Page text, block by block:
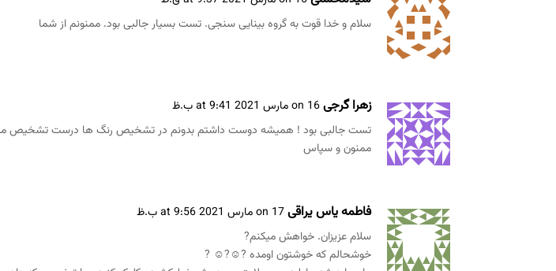
سلام و خدا قوت به گروه بینایی سنجی. تست بسیار جالبی بود. ممنونم از شما
زهرا گرجی on 16 مارس 2021 at 9:41 ب.ظ
تست جالبی بود ! همیشه دوست داشتم بدونم در تشخیص رنگ ها درست تشخیص
ممنون و سپاس
فاطمه یاس یراقی on 17 مارس 2021 at 9:56 ب.ظ
سلام عزیزان. خواهش میکنم?
خوشحالم که خوشتون اومده ?☺️?☺️ ?